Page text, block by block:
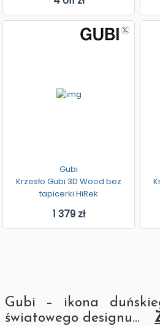
Gubi
Krzesło Gubi 3D Wood bez
tapicerki HiRek
1 379 zł
Gubi – ikona
światowego designu...